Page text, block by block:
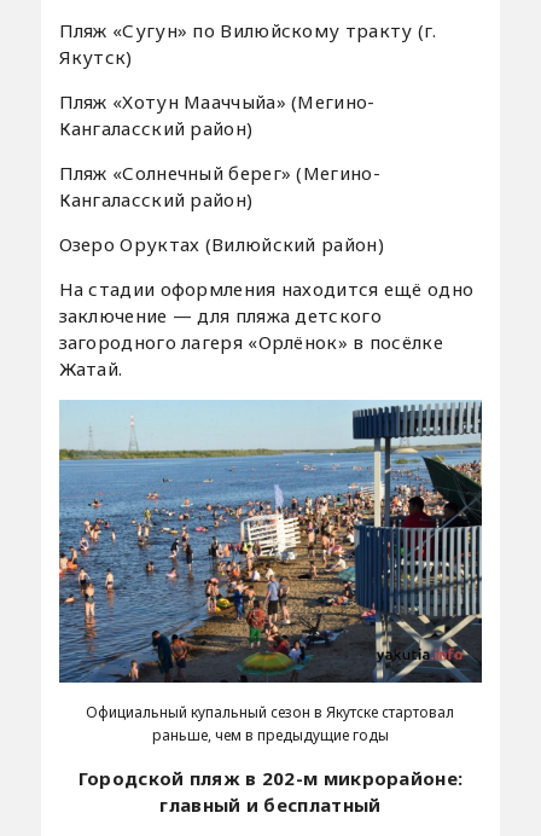
Пляж «Сугун» по Вилюйскому тракту (г.
Якутск)
Пляж «Хотун Мааччыйа» (Мегино-
Кангаласский район)
Пляж «Солнечный берег» (Мегино-
Кангаласский район)
Озеро Оруктах (Вилюйский район)
На стадии оформления находится ещё одно
заключение — для пляжа детского
загородного лагеря «Орлёнок» в посёлке
Жатай.
Официальный купальный сезон в Якутске стартовал
раньше, чем в предыдущие годы
Городской пляж в 202-м микрорайоне:
главный и бесплатный